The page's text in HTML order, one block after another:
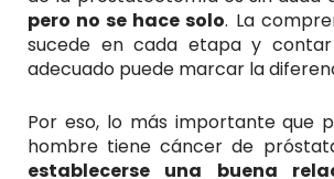
pero no se hace solo. La
sucede en cada etapa y
adecuado puede marcar la
Por eso, lo más importante que
hombre tiene cáncer de
establecerse una buena